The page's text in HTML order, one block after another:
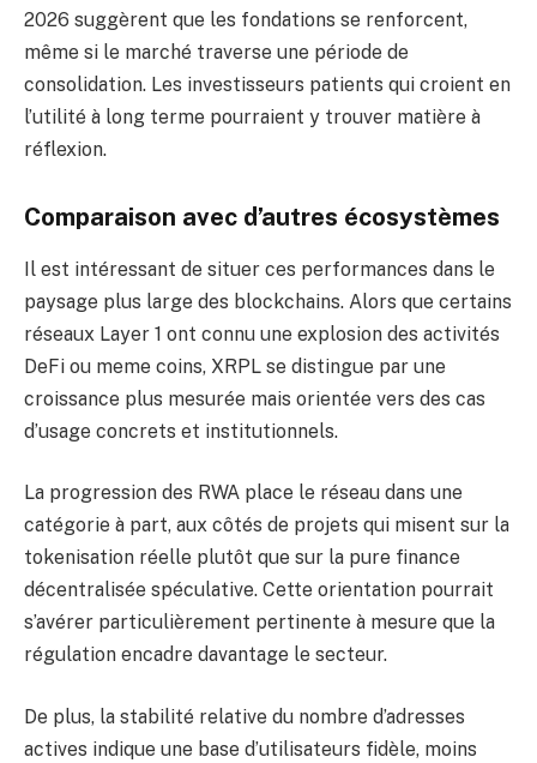
2026 suggèrent que les fondations se renforcent,
même si le marché traverse une période de
consolidation. Les investisseurs patients qui croient en
l’utilité à long terme pourraient y trouver matière à
réflexion.
Comparaison avec d’autres écosystèmes
Il est intéressant de situer ces performances dans le
paysage plus large des blockchains. Alors que certains
réseaux Layer 1 ont connu une explosion des activités
DeFi ou meme coins, XRPL se distingue par une
croissance plus mesurée mais orientée vers des cas
d’usage concrets et institutionnels.
La progression des RWA place le réseau dans une
catégorie à part, aux côtés de projets qui misent sur la
tokenisation réelle plutôt que sur la pure finance
décentralisée spéculative. Cette orientation pourrait
s’avérer particulièrement pertinente à mesure que la
régulation encadre davantage le secteur.
De plus, la stabilité relative du nombre d’adresses
actives indique une base d’utilisateurs fidèle, moins